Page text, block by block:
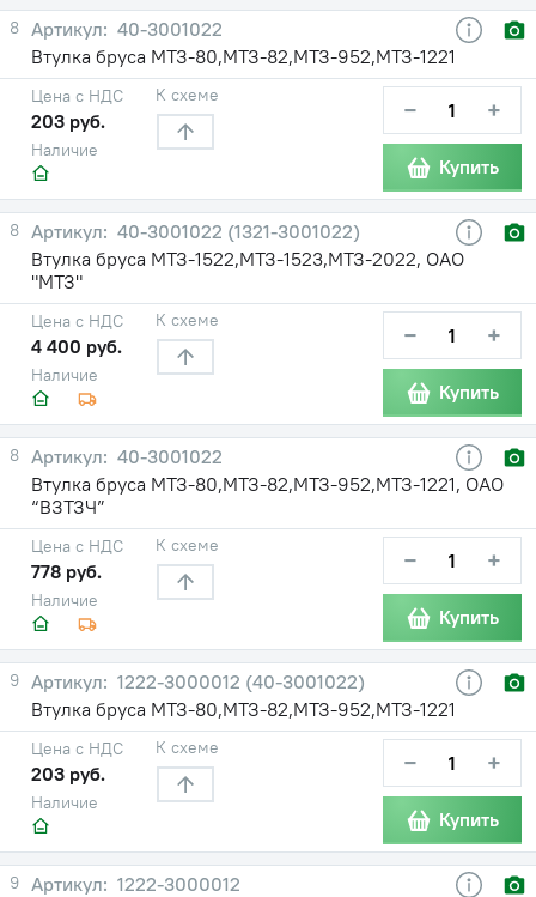
8
40-3001022
Втулка бруса МТЗ-80,МТЗ-82,МТЗ-952,МТЗ-1221
Наличие
Цена с НДС
203 руб.
К схеме − +
Купить
8
40-3001022 (1321-3001022)
Втулка бруса МТЗ-1522,МТЗ-1523,МТЗ-2022, ОАО
"МТЗ"
Наличие
Цена с НДС
4 400 руб.
К схеме − +
Купить
8
40-3001022
Втулка бруса МТЗ-80,МТЗ-82,МТЗ-952,МТЗ-1221, ОАО
“ВЗТЗЧ”
Наличие
Цена с НДС
778 руб.
К схеме − +
Купить
9
1222-3000012 (40-3001022)
Втулка бруса МТЗ-80,МТЗ-82,МТЗ-952,МТЗ-1221
Наличие
Цена с НДС
203 руб.
К схеме − +
Купить
9
1222-3000012